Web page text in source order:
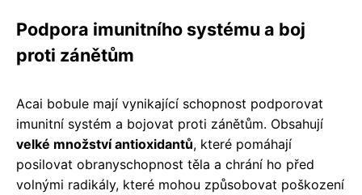
Podpora imunitního systému a boj
proti zánětům
Acai bobule mají vynikající schopnost podporovat
imunitní systém a bojovat proti zánětům. Obsahují
velké množství antioxidantů, které pomáhají
posilovat obranyschopnost těla a chrání ho před
volnými radikály, které mohou způsobovat poškození